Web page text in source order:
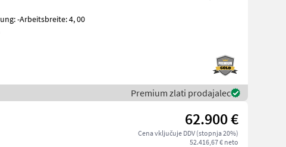
Premium zlati prodajalec
62.900 €
Cena vključuje DDV (stopnja 20%)
52.416,67 € neto